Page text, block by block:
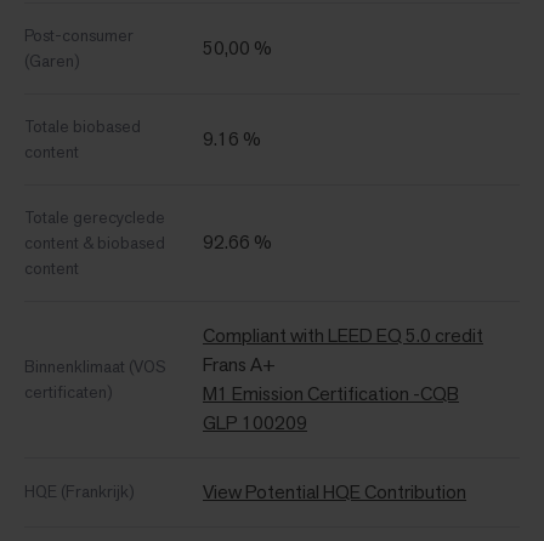
Post-consumer
(Garen)
50,00 %
Totale biobased
content
9.16 %
Totale gerecyclede
content & biobased
content
92.66 %
Binnenklimaat (VOS
certificaten)
Compliant with LEED EQ 5.0 credit
Frans A+
M1 Emission Certification -CQB
GLP 100209
HQE (Frankrijk) View Potential HQE Contribution